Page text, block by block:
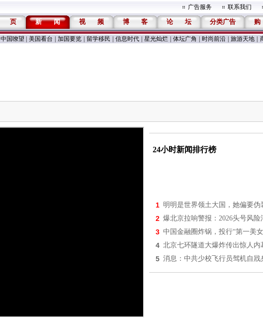
广告服务 联系我们
页 新 闻 视 频 博 客 论 坛 分类广告 购
中国嘹望 美国看台 加国要览 留学移民 信息时代 星光灿烂 体坛广角 时尚前沿 旅游天地
24小时新闻排行榜
1 明明是世界领土大国，她偏要伪
2 爆北京拉响警报：2026头号风险
3 中国金融圈炸锅，投行“第一美
4 北京七环隧道大爆炸传出惊人内
5 消息：中共少校飞行员驾机自戕